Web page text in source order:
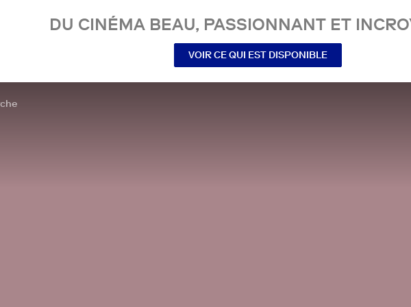
DU CINÉMA BEAU, PASSIONNANT ET
VOIR CE QUI EST DISPONIBLE